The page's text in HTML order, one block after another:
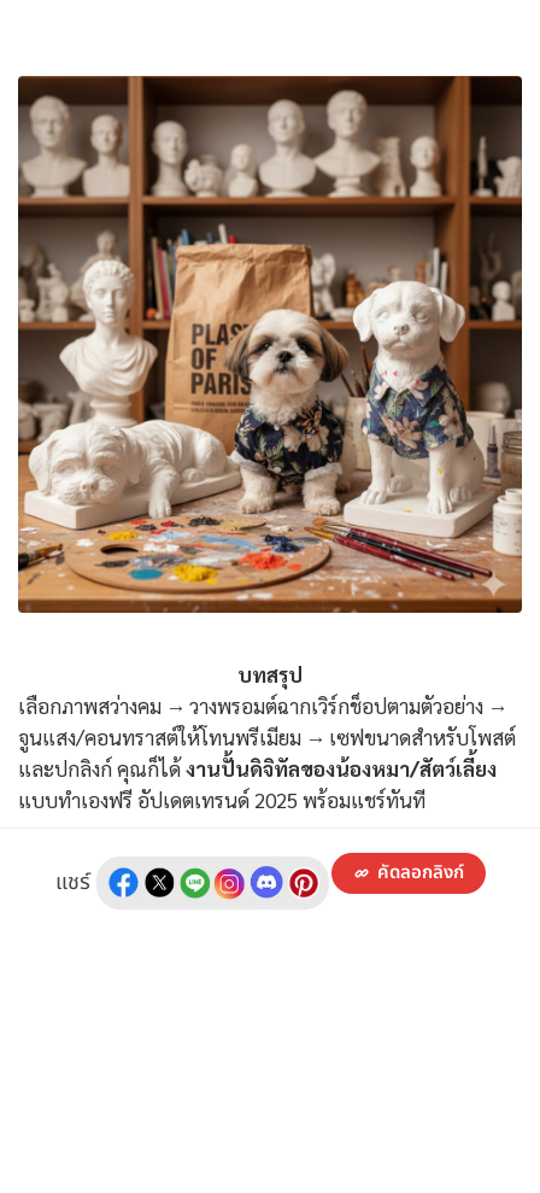
บทสรุป
เลือกภาพสว่างคม → วางพรอมต์ฉากเวิร์กช็อปตามตัวอย่าง →
จูนแสง/คอนทราสต์ให้โทนพรีเมียม → เซฟขนาดสำหรับโพสต์
และปกลิงก์ คุณก็ได้งานปั้นดิจิทัลของน้องหมา/สัตว์เลี้ยง
แบบทำเองฟรี อัปเดตเทรนด์ 2025 พร้อมแชร์ทันที
แชร์ คัดลอกลิงก์